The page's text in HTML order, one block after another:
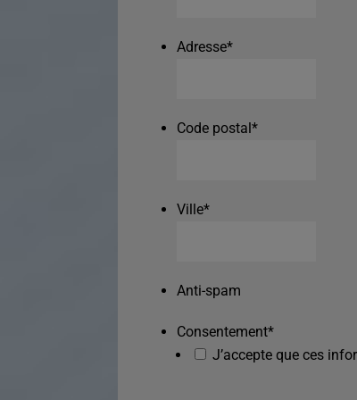
Adresse*
Code postal*
Ville*
Anti-spam
Consentement*
J’accepte que ces